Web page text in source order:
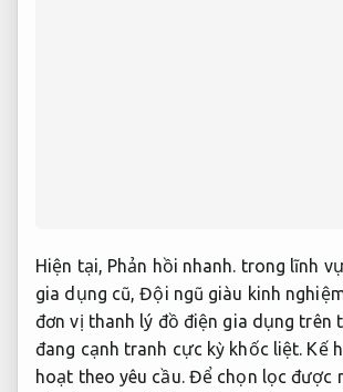
Hiện tại, Phản hồi nhanh. trong lĩnh
gia dụng cũ,Đội ngũ giàu kinh
đơn vị thanh lý đồ điện gia dụng trên
đang cạnh tranh cực kỳ khốc liệt. Kế
hoạt theo yêu cầu.Để chọn lọc được